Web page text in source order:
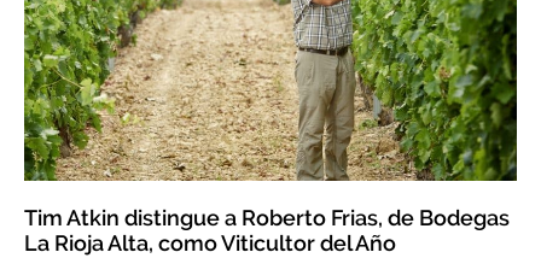
Tim Atkin distingue a Roberto Frias, de Bodegas
La Rioja Alta, como Viticultor del Año